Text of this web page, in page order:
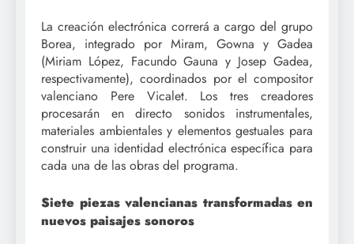
La creación electrónica correrá a cargo del grupo
Borea, integrado por Miram, Gowna y Gadea
(Miriam López, Facundo Gauna y Josep Gadea,
respectivamente), coordinados por el compositor
valenciano Pere Vicalet. Los tres creadores
procesarán en directo sonidos instrumentales,
materiales ambientales y elementos gestuales para
construir una identidad electrónica específica para
cada una de las obras del programa.
Siete piezas valencianas transformadas en
nuevos paisajes sonoros